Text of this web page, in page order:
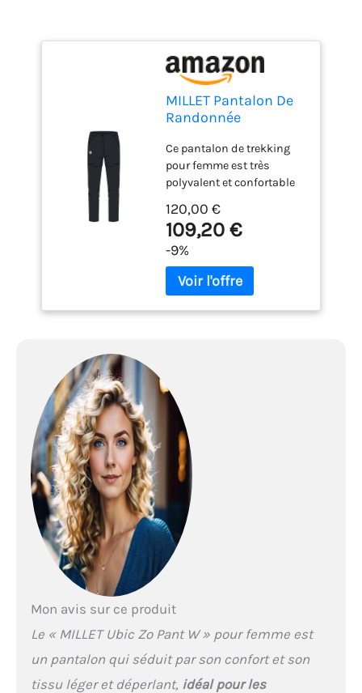
MILLET Pantalon De
Randonnée
Femme
Ce pantalon de trekking
pour femme est très
polyvalent et confortable
vous accompagne dans
toutes vos sorties et
activités en montagne Son
tissu stretch et résistant
en polyamide assure une
l’humidité et un séchage
zippée;2 poches
mains;Matière
stretch;Passants pour
ceinture;Coupe
regular;Bouton de
pression;Braguette
zippée;Pantalon
transformable en short
120,00 €
109,20 €
-9%
Mon avis sur ce produit
Le « MILLET Ubic Zo Pant W » pour femme est
un pantalon qui séduit par son confort et son
tissu léger et déperlant, idéal pour les